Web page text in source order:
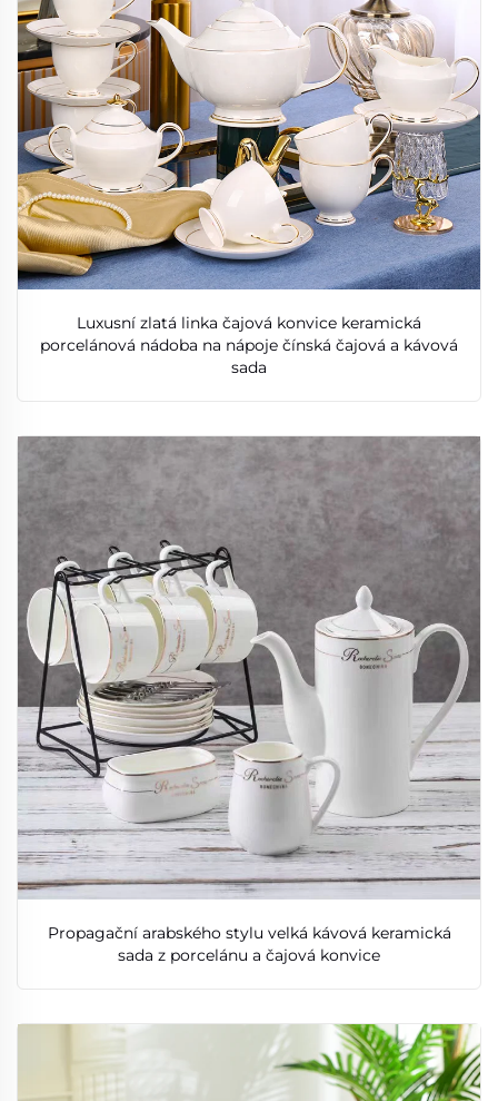
Luxusní zlatá linka čajová konvice keramická
porcelánová nádoba na nápoje čínská čajová a kávová
sada
Propagační arabského stylu velká kávová keramická
sada z porcelánu a čajová konvice